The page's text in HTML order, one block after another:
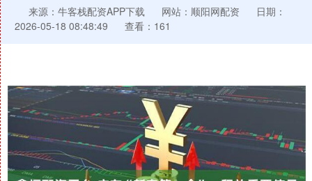
来源：牛客栈配资APP下载 网站：顺阳网配资
日期：
2026-05-18 08:48:49
查看：161